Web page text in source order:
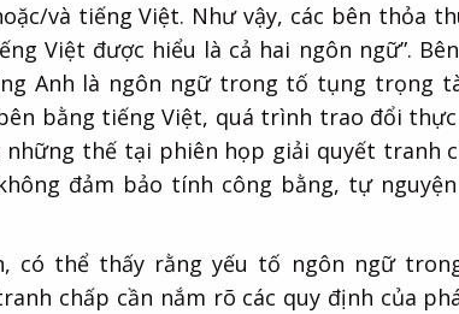
và tiếng Việt. Như vậy, các bên thỏa
Việt được hiểu là cả hai ngôn ngữ”.
Anh là ngôn ngữ trong tố tụng trọng
bằng tiếng Việt, quá trình trao đổi
thế tại phiên họp giải quyết tranh
đảm bảo tính công bằng, tự
có thể thấy rằng yếu tố ngôn ngữ
chấp cần nắm rõ các quy định của